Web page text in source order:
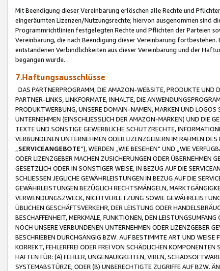
Mit Beendigung dieser Vereinbarung erlöschen alle Rechte und
eingeräumten Lizenzen/Nutzungsrechte; hiervon ausgenommen sind
Programmrichtlinien festgelegten Rechte und Pflichten der Parteien
Vereinbarung, die nach Beendigung dieser Vereinbarung
entstandenen Verbindlichkeiten aus dieser Vereinbarung und der
begangen wurde.
7.Haftungsausschlüsse
DAS PARTNERPROGRAMM, DIE AMAZON-WEBSITE, PRODUKTE UND
PARTNER-LINKS, LINKFORMATE, INHALTE, DIE
PRODUKTWERBUNG, UNSERE DOMAIN-NAMEN, MARKEN UND
UNTERNEHMEN (EINSCHLIESSLICH DER AMAZON-MARKEN) UND DIE
TEXTE UND SONSTIGE GEWERBLICHE SCHUTZRECHTE,
VERBUNDENEN UNTERNEHMEN ODER LIZENZGEBERN IM RAHMEN
SERVICEANGEBOTE“), WERDEN „WIE BESEHEN“ UND „WIE
ODER LIZENZGEBER MACHEN ZUSICHERUNGEN ODER ÜBERNEHMEN
GESETZLICH ODER IN SONSTIGER WEISE, IN BEZUG AUF DIE
SCHLIESSEN JEGLICHE GEWÄHRLEISTUNGEN IN BEZUG AUF DIE
GEWÄHRLEISTUNGEN BEZÜGLICH RECHTSMÄNGELN,
VERWENDUNGSZWECK, NICHTVERLETZUNG SOWIE
ÜBLICHEN GESCHÄFTSVERKEHR, DER LEISTUNG ODER
BESCHAFFENHEIT, MERKMALE, FUNKTIONEN, DEN
NOCH UNSERE VERBUNDENEN UNTERNEHMEN ODER LIZENZGEBER
BESCHRIEBEN DURCHGÄNGIG BZW. AUF BESTIMMTE ART UND
KORREKT, FEHLERFREI ODER FREI VON SCHÄDLICHEN
HAFTEN FÜR: (A) FEHLER, UNGENAUIGKEITEN, VIREN,
SYSTEMABSTÜRZE; ODER (B) UNBERECHTIGTE ZUGRIFFE AUF BZW.